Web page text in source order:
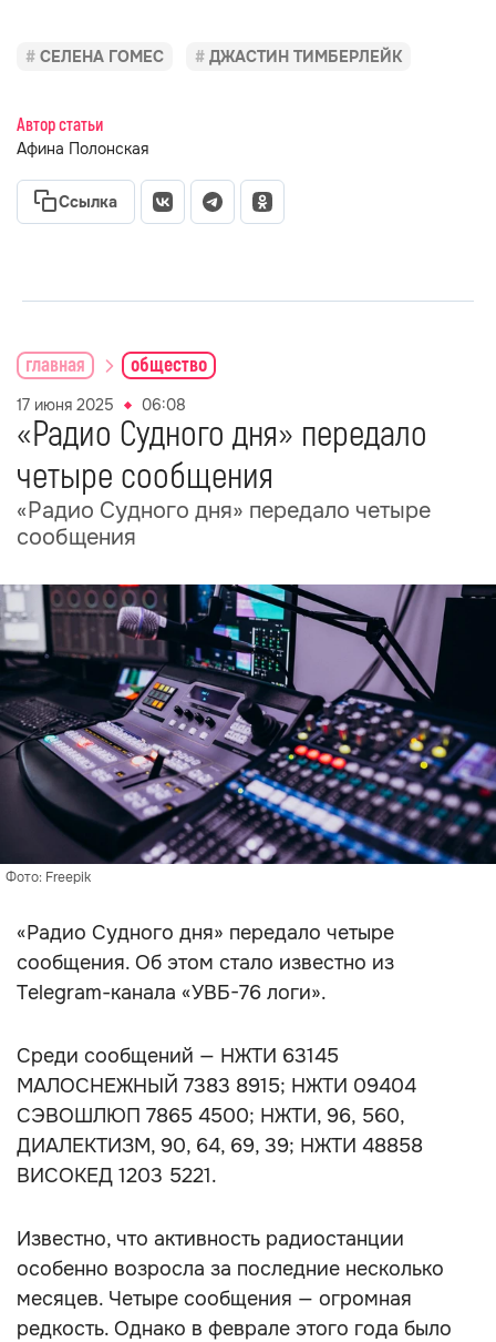
СЕЛЕНА ГОМЕС ДЖАСТИН ТИМБЕРЛЕЙК
Автор статьи
Афина Полонская
Ссылка
главная общество
17 июня 2025 06:08
«Радио Судного дня» передало
четыре сообщения
«Радио Судного дня» передало четыре
сообщения
Фото: Freepik
«Радио Судного дня» передало четыре
сообщения. Об этом стало известно из
Telegram-канала «УВБ-76 логи».
Среди сообщений — НЖТИ 63145
МАЛОСНЕЖНЫЙ 7383 8915; НЖТИ 09404
СЭВОШЛЮП 7865 4500; НЖТИ, 96, 560,
ДИАЛЕКТИЗМ, 90, 64, 69, 39; НЖТИ 48858
ВИСОКЕД 1203 5221.
Известно, что активность радиостанции
особенно возросла за последние несколько
месяцев. Четыре сообщения — огромная
редкость. Однако в феврале этого года было